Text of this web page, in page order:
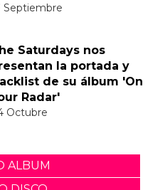
Septiembre
Saturdays nos
la portada y
de su álbum 'On
Radar'
Octubre
ALBUM